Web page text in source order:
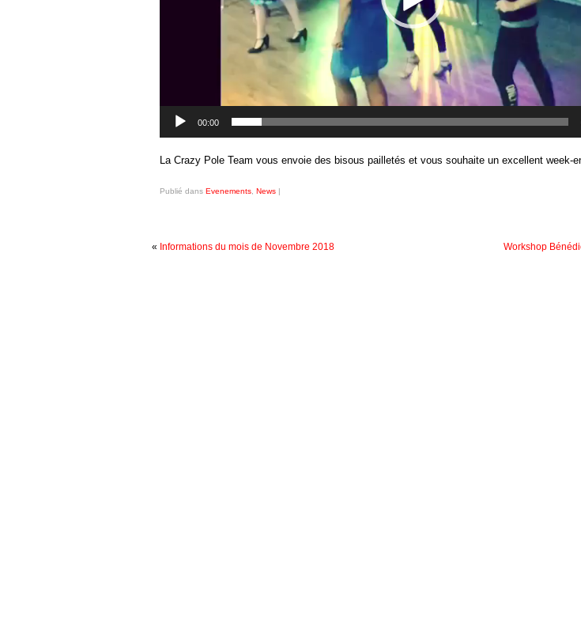
00:00
La Crazy Pole Team vous envoie des bisous pailletés et vous souhaite un excellent week-
Publié dans Evenements News |
« Informations du mois de Novembre 2018 Workshop